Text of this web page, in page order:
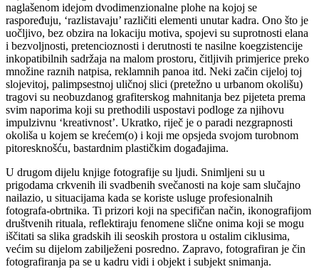
naglašenom idejom dvodimenzionalne plohe na kojoj se
raspoređuju, ‘razlistavaju’ različiti elementi unutar kadra. Ono što je
uočljivo, bez obzira na lokaciju motiva, spojevi su suprotnosti elana
i bezvoljnosti, pretencioznosti i derutnosti te nasilne koegzistencije
inkopatibilnih sadržaja na malom prostoru, čitljivih primjerice preko
množine raznih natpisa, reklamnih panoa itd. Neki začin cijeloj toj
slojevitoj, palimpsestnoj uličnoj slici (pretežno u urbanom okolišu)
tragovi su neobuzdanog grafiterskog mahnitanja bez pijeteta prema
svim naporima koji su prethodili uspostavi podloge za njihovu
impulzivnu ‘kreativnost’. Ukratko, riječ je o paradi nezgrapnosti
okoliša u kojem se krećem(o) i koji me opsjeda svojom turobnom
pitoresknošću, bastardnim plastičkim događajima.
U drugom dijelu knjige fotografije su ljudi. Snimljeni su u
prigodama crkvenih ili svadbenih svečanosti na koje sam slučajno
nailazio, u situacijama kada se koriste usluge profesionalnih
fotografa-obrtnika. Ti prizori koji na specifičan način, ikonografijom
društvenih rituala, reflektiraju fenomene slične onima koji se mogu
iščitati sa slika gradskih ili seoskih prostora u ostalim ciklusima,
većim su dijelom zabilježeni posredno. Zapravo, fotografiran je čin
fotografiranja pa se u kadru vidi i objekt i subjekt snimanja.